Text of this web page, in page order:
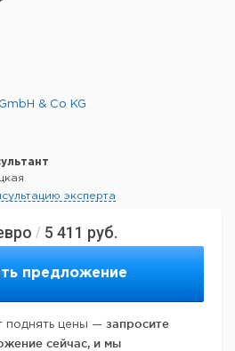
/ 5 411 руб.
предложение
поднять цены — запросите
сейчас, и мы
& Co KG
эксперта